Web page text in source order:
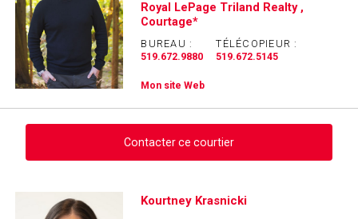
Nom
Courriel
Téléphone
(Optionnel)
Message
Royal LePage Triland Realty ,
Courtage*
BUREAU :
519.672.9880
TÉLÉCOPIEUR :
519.672.5145
Mon site Web
Contacter ce courtier
Demander des infos sur cette inscription
Kourtney Krasnicki